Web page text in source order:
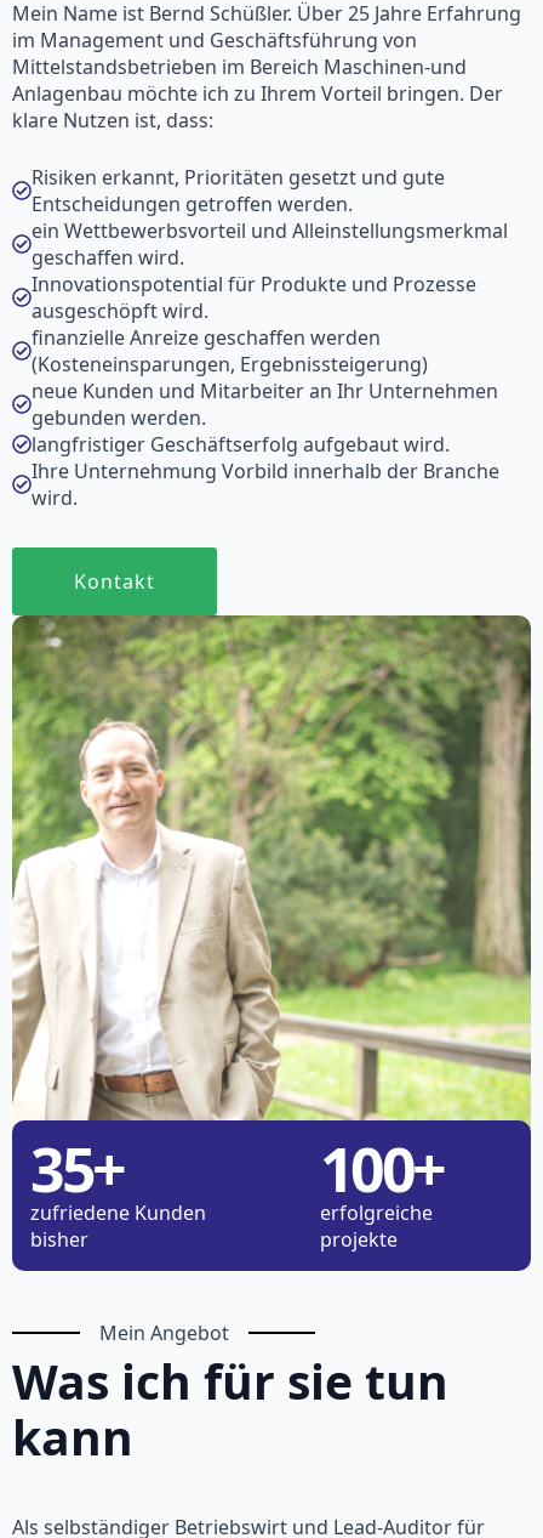
35+
zufriedene Kunden
bisher
100+
erfolgreiche
projekte
Mein Name ist Bernd Schüßler. Über 25 Jahre Erfahrung
im Management und Geschäftsführung von
Mittelstandsbetrieben im Bereich Maschinen-und
Anlagenbau möchte ich zu Ihrem Vorteil bringen. Der
klare Nutzen ist, dass:
Risiken erkannt, Prioritäten gesetzt und gute
Entscheidungen getroffen werden.
ein Wettbewerbsvorteil und Alleinstellungsmerkmal
geschaffen wird.
Innovationspotential für Produkte und Prozesse
ausgeschöpft wird.
finanzielle Anreize geschaffen werden
(Kosteneinsparungen, Ergebnissteigerung)
neue Kunden und Mitarbeiter an Ihr Unternehmen
gebunden werden.
langfristiger Geschäftserfolg aufgebaut wird.
Ihre Unternehmung Vorbild innerhalb der Branche
wird.
Kontakt
Mein Angebot
Was ich für sie tun
kann
Als selbständiger Betriebswirt und Lead-Auditor für